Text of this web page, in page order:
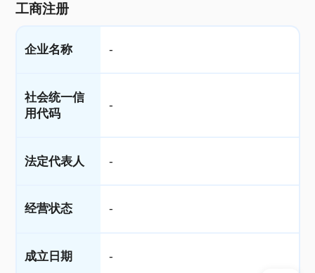
工商注册
企业名称 -
社会统一信
用代码
-
法定代表人 -
经营状态 -
成立日期 -